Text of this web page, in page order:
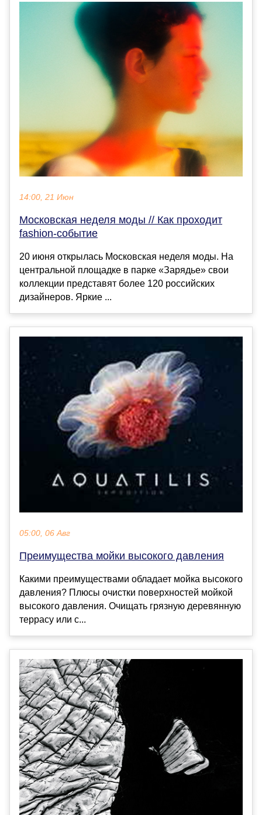
14:00, 21 Июн
Московская неделя моды // Как проходит
fashion-событие
20 июня открылась Московская неделя моды. На
центральной площадке в парке «Зарядье» свои
коллекции представят более 120 российских
дизайнеров. Яркие ...
05:00, 06 Авг
Преимущества мойки высокого давления
Какими преимуществами обладает мойка высокого
давления? Плюсы очистки поверхностей мойкой
высокого давления. Очищать грязную деревянную
террасу или с...